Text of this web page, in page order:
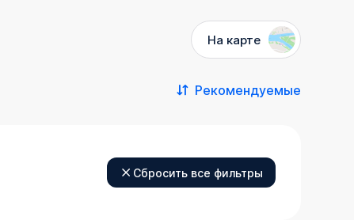
На карте
Рекомендуемые
Сбросить все фильтры